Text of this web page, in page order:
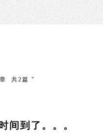
章 共2篇 "
间到了。。。